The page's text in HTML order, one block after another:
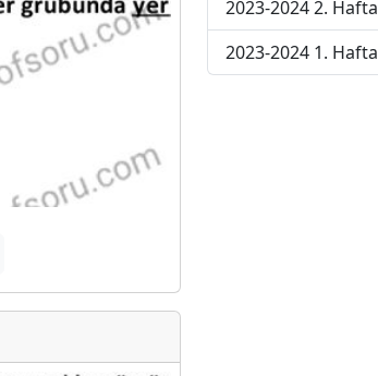
2023-2024 2. Hafta
2023-2024 1. Hafta